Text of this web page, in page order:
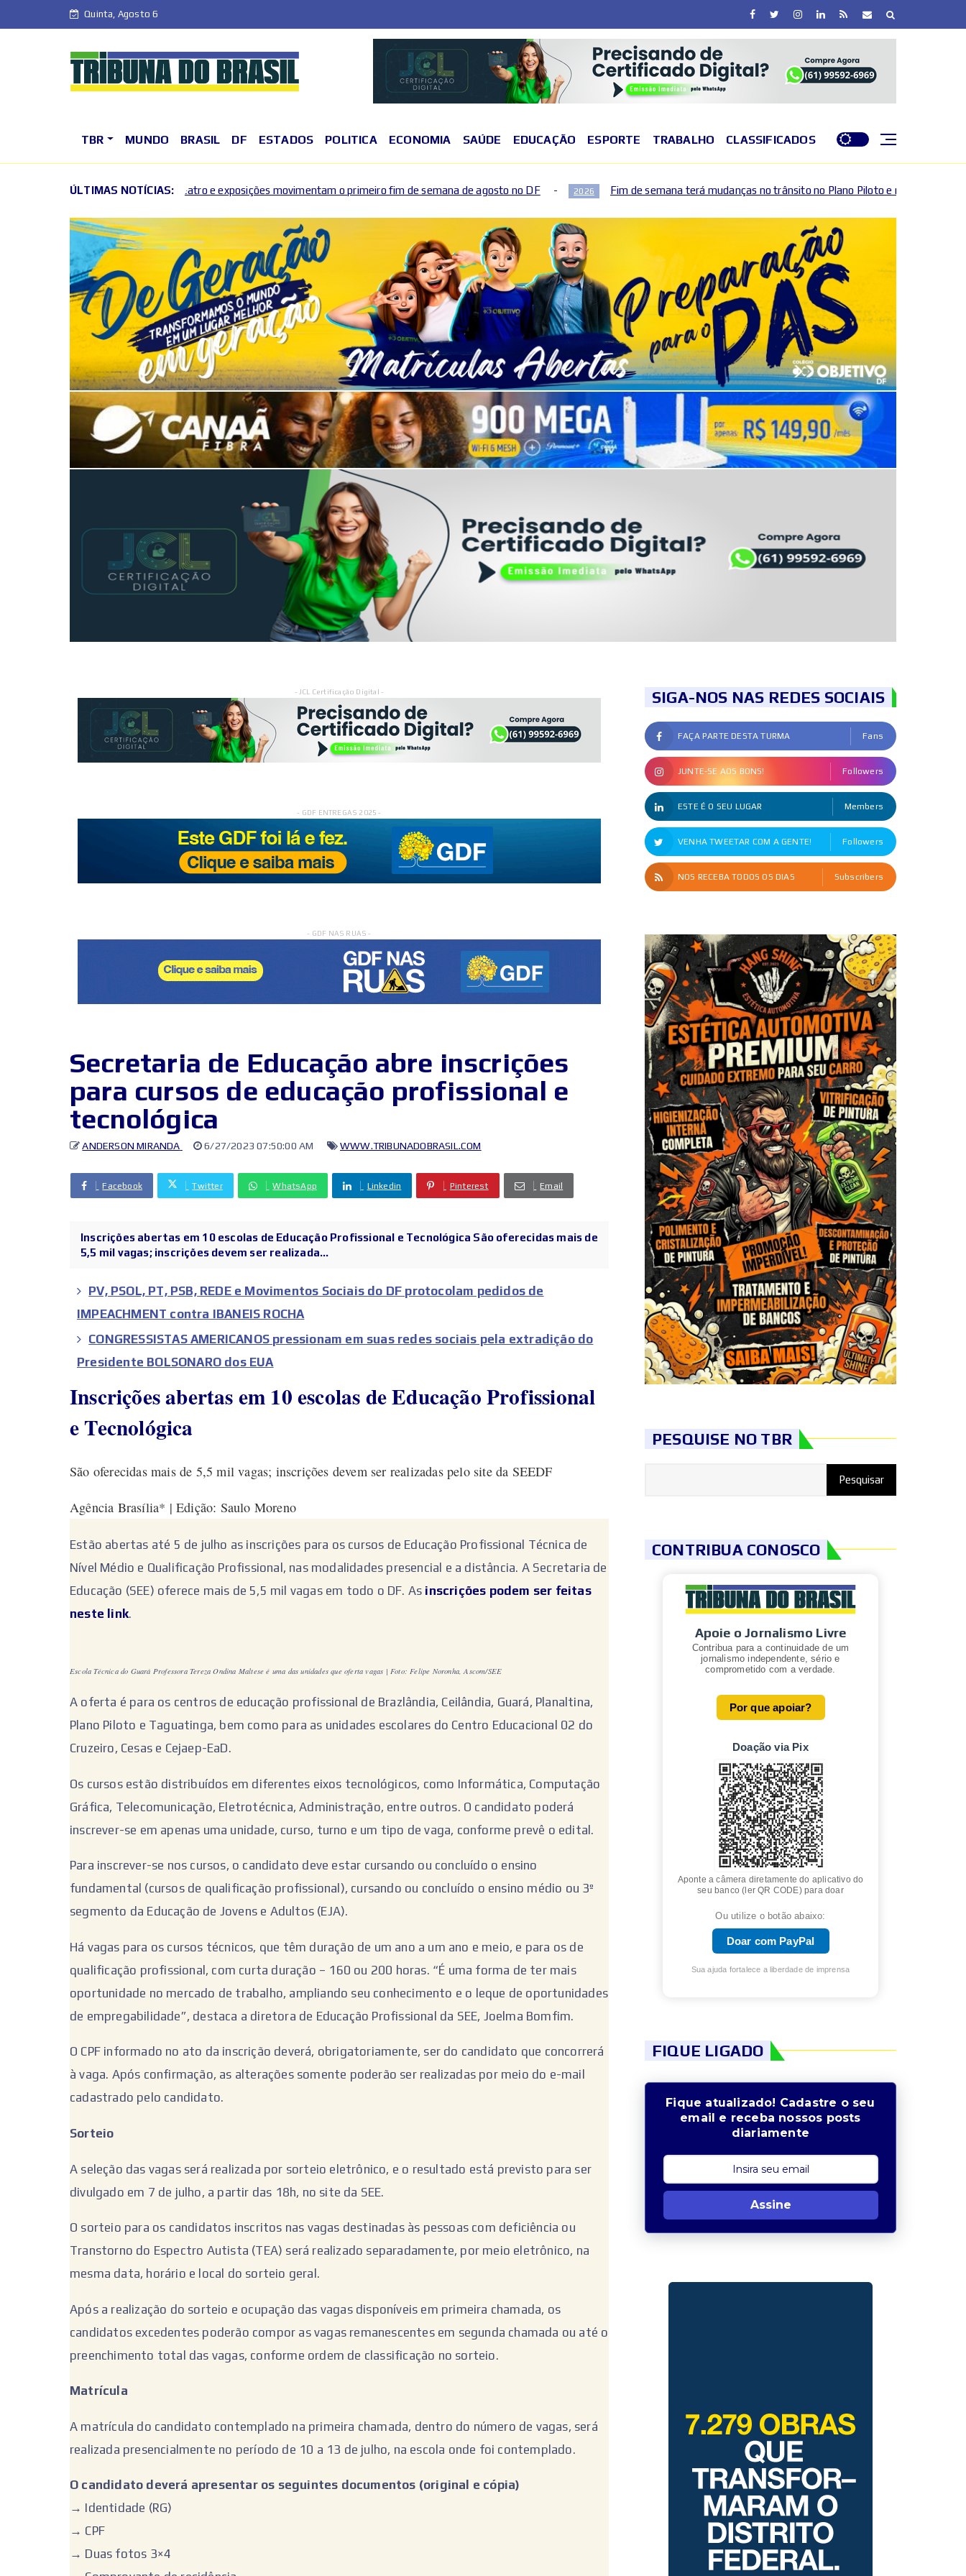
Quinta, Agosto 6
TBR MUNDO BRASIL DF ESTADOS POLITICA ECONOMIA SAÚDE EDUCAÇÃO ESPORTE TRABALHO CLASSIFICADOS
ÚLTIMAS NOTÍCIAS:
alta: música, teatro e exposições movimentam o primeiro fim de semana de agosto no DF 2026 Fim de semana terá mudanças no trânsito no Plano Piloto e no Gama por causa de eventos
- JCL Certificação Digital -
- GDF ENTREGAS 2025 -
- GDF NAS RUAS -
Secretaria de Educação abre inscrições
para cursos de educação profissional e
tecnológica
ANDERSON MIRANDA 6/27/2023 07:50:00 AM WWW.TRIBUNADOBRASIL.COM
Facebook Twitter WhatsApp Linkedin Pinterest Email
Inscrições abertas em 10 escolas de Educação Profissional e Tecnológica São oferecidas mais de
5,5 mil vagas; inscrições devem ser realizada...
PV, PSOL, PT, PSB, REDE e Movimentos Sociais do DF protocolam pedidos de
IMPEACHMENT contra IBANEIS ROCHA
CONGRESSISTAS AMERICANOS pressionam em suas redes sociais pela extradição do
Presidente BOLSONARO dos EUA
Inscrições abertas em 10 escolas de Educação Profissional
e Tecnológica
São oferecidas mais de 5,5 mil vagas; inscrições devem ser realizadas pelo site da SEEDF
Agência Brasília* | Edição: Saulo Moreno
Estão abertas até 5 de julho as inscrições para os cursos de Educação Profissional Técnica de
Nível Médio e Qualificação Profissional, nas modalidades presencial e a distância. A Secretaria de
Educação (SEE) oferece mais de 5,5 mil vagas em todo o DF. As inscrições podem ser feitas
neste link.
Escola Técnica do Guará Professora Tereza Ondina Maltese é uma das unidades que oferta vagas | Foto: Felipe Noronha, Ascom/SEE
A oferta é para os centros de educação profissional de Brazlândia, Ceilândia, Guará, Planaltina,
Plano Piloto e Taguatinga, bem como para as unidades escolares do Centro Educacional 02 do
Cruzeiro, Cesas e Cejaep-EaD.
Os cursos estão distribuídos em diferentes eixos tecnológicos, como Informática, Computação
Gráfica, Telecomunicação, Eletrotécnica, Administração, entre outros. O candidato poderá
inscrever-se em apenas uma unidade, curso, turno e um tipo de vaga, conforme prevê o edital.
Para inscrever-se nos cursos, o candidato deve estar cursando ou concluído o ensino
fundamental (cursos de qualificação profissional), cursando ou concluído o ensino médio ou 3º
segmento da Educação de Jovens e Adultos (EJA).
Há vagas para os cursos técnicos, que têm duração de um ano a um ano e meio, e para os de
qualificação profissional, com curta duração – 160 ou 200 horas. “É uma forma de ter mais
oportunidade no mercado de trabalho, ampliando seu conhecimento e o leque de oportunidades
de empregabilidade”, destaca a diretora de Educação Profissional da SEE, Joelma Bomfim.
O CPF informado no ato da inscrição deverá, obrigatoriamente, ser do candidato que concorrerá
à vaga. Após confirmação, as alterações somente poderão ser realizadas por meio do e-mail
cadastrado pelo candidato.
Sorteio
A seleção das vagas será realizada por sorteio eletrônico, e o resultado está previsto para ser
divulgado em 7 de julho, a partir das 18h, no site da SEE.
O sorteio para os candidatos inscritos nas vagas destinadas às pessoas com deficiência ou
Transtorno do Espectro Autista (TEA) será realizado separadamente, por meio eletrônico, na
mesma data, horário e local do sorteio geral.
Após a realização do sorteio e ocupação das vagas disponíveis em primeira chamada, os
candidatos excedentes poderão compor as vagas remanescentes em segunda chamada ou até o
preenchimento total das vagas, conforme ordem de classificação no sorteio.
Matrícula
A matrícula do candidato contemplado na primeira chamada, dentro do número de vagas, será
realizada presencialmente no período de 10 a 13 de julho, na escola onde foi contemplado.
O candidato deverá apresentar os seguintes documentos (original e cópia)
→ Identidade (RG)
→ CPF
→ Duas fotos 3×4
SIGA-NOS NAS REDES SOCIAIS
FAÇA PARTE DESTA TURMA Fans
JUNTE-SE AOS BONS! Followers
ESTE É O SEU LUGAR Members
VENHA TWEETAR COM A GENTE! Followers
NOS RECEBA TODOS OS DIAS Subscribers
PESQUISE NO TBR
CONTRIBUA CONOSCO
Apoie o Jornalismo Livre
Contribua para a continuidade de um
jornalismo independente, sério e
comprometido com a verdade.
Por que apoiar?
Doação via Pix
Aponte a câmera diretamente do aplicativo do
seu banco (ler QR CODE) para doar
Ou utilize o botão abaixo:
Doar com PayPal
Sua ajuda fortalece a liberdade de imprensa
FIQUE LIGADO
Fique atualizado! Cadastre o seu
email e receba nossos posts
diariamente
Assine